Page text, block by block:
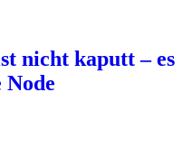
nicht kaputt – es